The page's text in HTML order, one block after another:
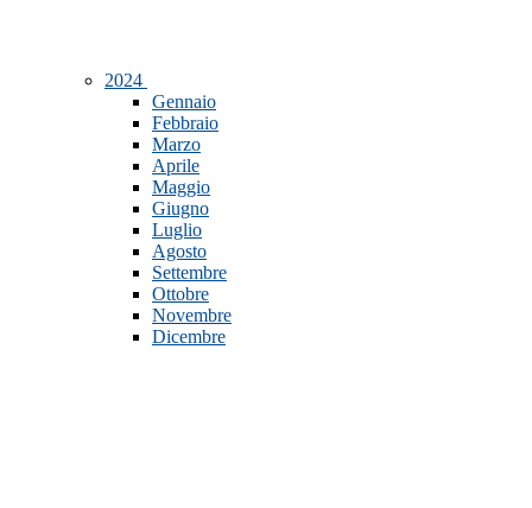
2024
Gennaio
Febbraio
Marzo
Aprile
Maggio
Giugno
Luglio
Agosto
Settembre
Ottobre
Novembre
Dicembre